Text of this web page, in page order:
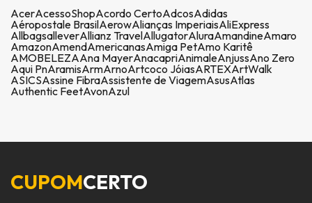
AcerAcessoShopAcordo CertoAdcosAdidas
Aéropostale BrasilAerowAlianças ImperiaisAliExpress
AllbagsalleverAllianz TravelAllugatorAluraAmandineAmaro
AmazonAmendAmericanasAmiga PetAmo Karitê
AMOBELEZAAna MayerAnacapriAnimaleAnjussAno Zero
Aqui PnAramisArmArnoArtcoco JóiasARTEXArtWalk
ASICSAssine FibraAssistente de ViagemAsusAtlas
Authentic FeetAvonAzul
CUPOMCERTO